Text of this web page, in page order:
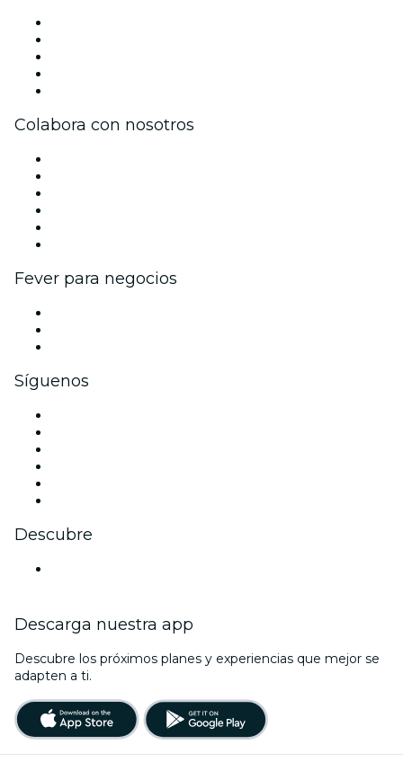
Colabora con nosotros
Fever para negocios
Síguenos
Descubre
Descarga nuestra app
Descubre los próximos planes y experiencias que mejor se
adapten a ti.